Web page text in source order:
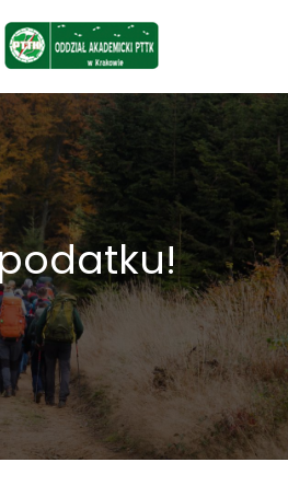
podatku!